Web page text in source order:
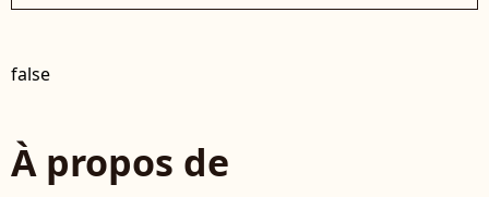
false
À propos de